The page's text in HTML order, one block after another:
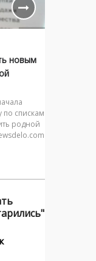
новым
по спискам
родной